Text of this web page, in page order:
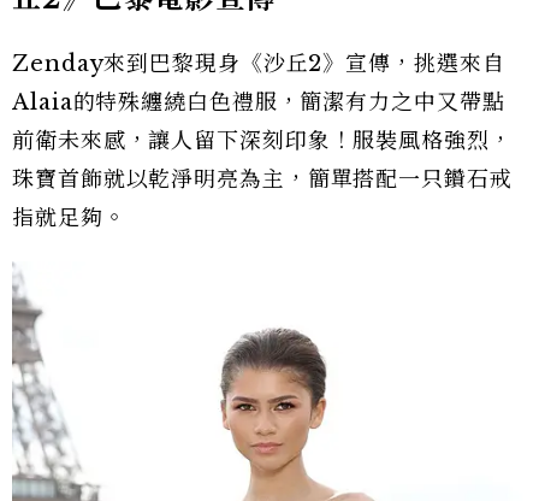
Zenday來到巴黎現身《沙丘2》宣傳，挑選來自
Alaia的特殊纏繞白色禮服，簡潔有力之中又帶點
前衛未來感，讓人留下深刻印象！服裝風格強烈，
珠寶首飾就以乾淨明亮為主，簡單搭配一只鑽石戒
指就足夠。